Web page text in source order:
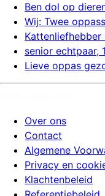
Ben dol op
Wij: Twee
senior echtpaar,
Lieve oppas
Over ons
Contact
Algemene
Privacy en
Klachtenbeleid